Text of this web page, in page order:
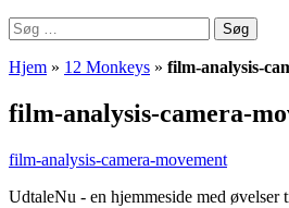
Søg
efter:
Hjem » 12 Monkeys » film-analysis-
film-analysis-camera-
film-analysis-camera-movement
UdtaleNu - en hjemmeside med øvelser